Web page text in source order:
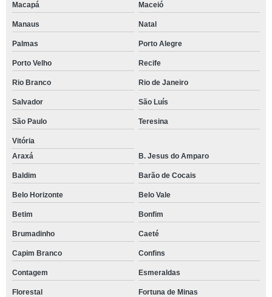
Macapá Maceió
Manaus Natal
Palmas Porto Alegre
Porto Velho Recife
Rio Branco Rio de Janeiro
Salvador São Luís
São Paulo Teresina
Vitória
Araxá
B. Jesus do Amparo
Baldim Barão de Cocais
Belo Horizonte Belo Vale
Betim Bonfim
Brumadinho Caeté
Capim Branco Confins
Contagem Esmeraldas
Florestal Fortuna de Minas